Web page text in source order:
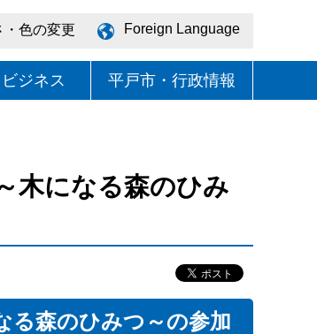
・色の変更 Foreign Language
ジネス 平戸市・行政情報
木になる森のひみ
森のひみつ～の参加